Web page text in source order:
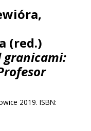
(red.)
granicami:
2019. ISBN: